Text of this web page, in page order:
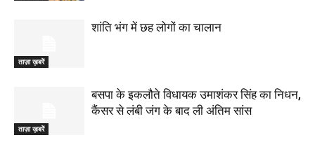
ताज़ा ख़बरें
शांति भंग में छह लोगों का चालान
ताज़ा ख़बरें
बसपा के इकलौते विधायक उमाशंकर सिंह का निधन,
कैंसर से लंबी जंग के बाद ली अंतिम सांस